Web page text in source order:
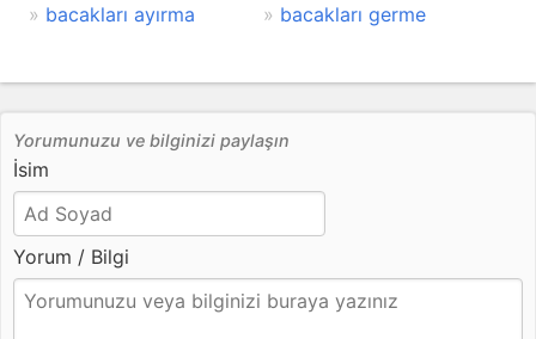
bacakları ayırma
bacakları germe
Yorumunuzu ve bilginizi paylaşın
İsim
Yorum / Bilgi